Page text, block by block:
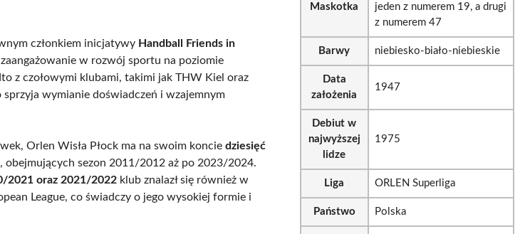
członkiem inicjatywy Handball Friends in
w rozwój sportu na poziomie
z czołowymi klubami, takimi jak THW Kiel oraz
wymianie doświadczeń i wzajemnym
Orlen Wisła Płock ma na swoim konciedziesięć
, obejmujących sezon 2011/2012 aż po 2023/2024.
2021 oraz 2021/2022 klub znalazł się również w
League, co świadczy o jego wysokiej formie i
Maskotka
jeden z numerem 19, a drugi
z numerem 47
Barwy niebiesko-biało-niebieskie
Data
założenia
1947
Debiut w
najwyższej
lidze
1975
Liga ORLEN Superliga
Państwo Polska